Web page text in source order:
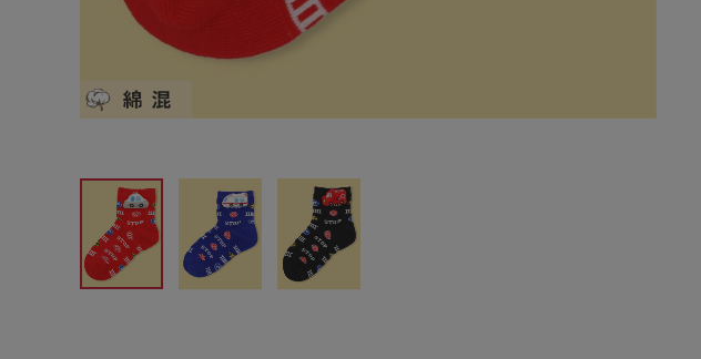
A65
B65 B70 B75 B80
D65 D70 D75